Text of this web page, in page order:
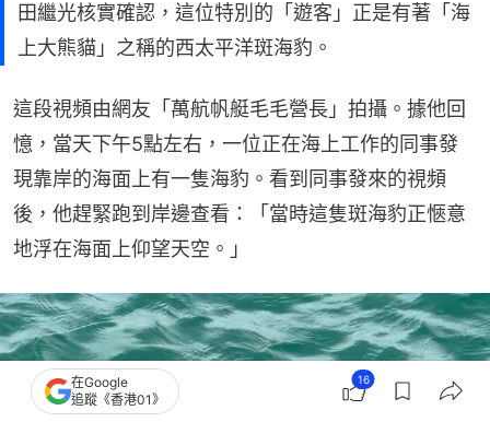
田繼光核實確認，這位特別的「遊客」正是有著「海
上大熊貓」之稱的西太平洋斑海豹。
這段視頻由網友「萬航帆艇毛毛營長」拍攝。據他回
憶，當天下午5點左右，一位正在海上工作的同事發
現靠岸的海面上有一隻海豹。看到同事發來的視頻
後，他趕緊跑到岸邊查看：「當時這隻斑海豹正愜意
地浮在海面上仰望天空。」
在Google
追蹤《香港01》
16